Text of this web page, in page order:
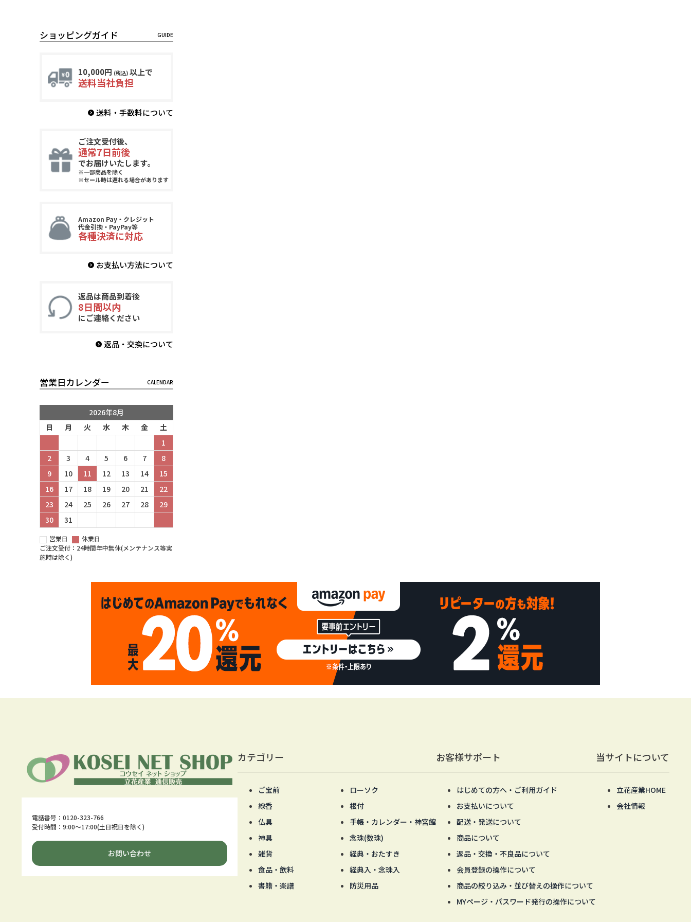
ショッピングガイド
10,000円 (税込) 以上で
送料当社負担
送料・手数料について
ご注文受付後、
通常7日前後
でお届けいたします。
※一部商品を除く
※セール時は遅れる場合があります
Amazon Pay・クレジット
代金引換・PayPay等
各種決済に対応
お支払い方法について
返品は商品到着後
8日間以内
にご連絡ください
返品・交換について
営業日カレンダー
2026年8月
日
月 火 水 木 金
土
1
2
3 4 5 6 7
8
9
10 11 12 13 14
15
16
17 18 19 20 21
22
23
24 25 26 27 28
29
30
31
営業日
休業日
ご注文受付：24時間年中無休(メンテナンス等実
施時は除く)
電話番号：0120-323-766
受付時間：9:00～17:00(土日祝日を除く)
お問い合わせ
カテゴリー
ご宝前
ローソク
線香
根付
仏具
手帳・カレンダー・神宮館
神具
念珠(数珠)
雑貨
経典・おたすき
食品・飲料
経典入・念珠入
書籍・楽譜
防災用品
お客様サポート
はじめての方へ・ご利用ガイド
お支払いについて
配送・発送について
商品について
返品・交換・不良品について
会員登録の操作について
商品の絞り込み・並び替えの操作について
MYページ・パスワード発行の操作について
当サイトについて
立花産業HOME
会社情報